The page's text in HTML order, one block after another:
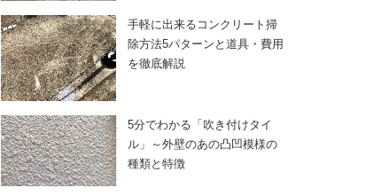
手軽に出来るコンクリート掃
除方法5パターンと道具・費用
を徹底解説
5分でわかる「吹き付けタイ
ル」～外壁のあの凸凹模様の
種類と特徴